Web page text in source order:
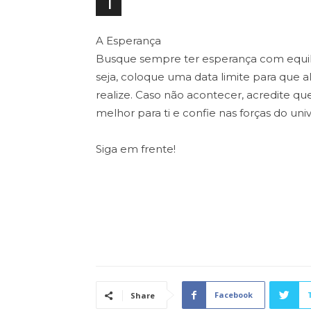
1
A Esperança
Busque sempre ter esperança com
seja, coloque uma data limite para que
realize. Caso não acontecer, acredite
melhor para ti e confie nas forças do
Siga em frente!
Share Facebook